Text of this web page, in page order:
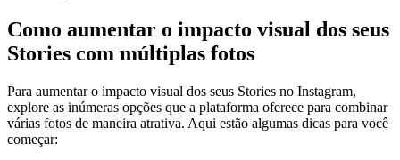
Como aumentar o impacto⁢ visual dos‌ seus
Stories com múltiplas fotos
Para aumentar ⁤o impacto visual dos seus Stories​ no Instagram,
explore ⁤as inúmeras‌ opções que a plataforma‌ oferece para combinar
várias fotos de maneira atrativa. Aqui ‌estão algumas dicas para você
começar: